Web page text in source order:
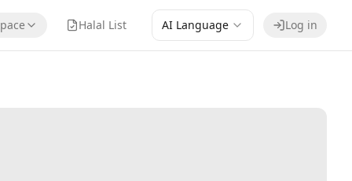
Halal List AI Language Log in